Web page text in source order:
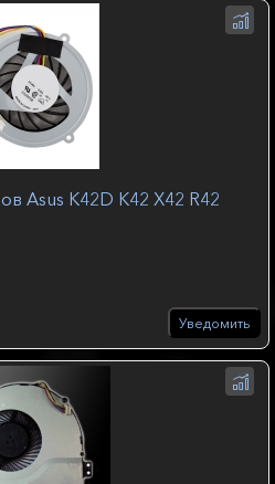
Asus K42D K42 X42 R42
Уведомить